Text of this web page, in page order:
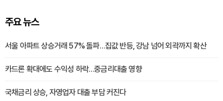
주요 뉴스
서울 아파트 상승거래 57% 돌파…집값 반등, 강남 넘어 외곽까지 확산
카드론 확대에도 수익성 하락…중금리대출 영향
국채금리 상승, 자영업자 대출 부담 커진다